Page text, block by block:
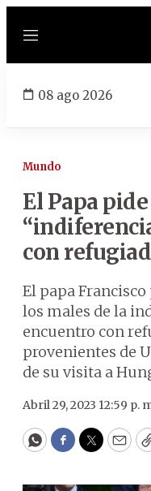
Menú
08 ago 2026
Mundo
El Papa
con
El papa
los males de la
encuentro con
provenientes de
de su visita a
Abril 29, 2023 12:59 p.
WhatsApp
Facebook
Twitter